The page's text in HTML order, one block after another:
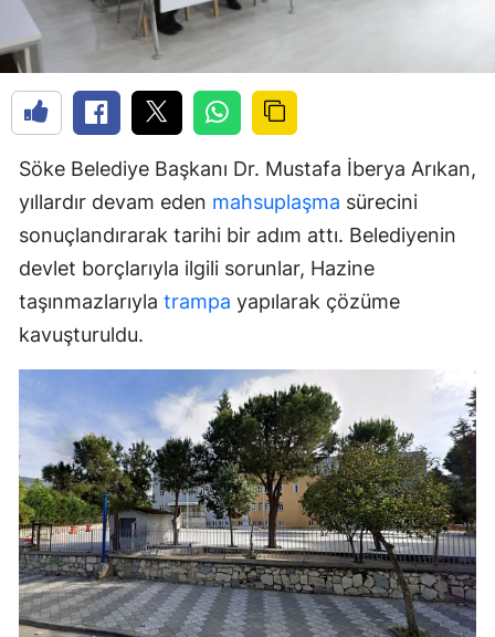
Söke Belediye Başkanı Dr. Mustafa İberya Arıkan,
yıllardır devam eden mahsuplaşma sürecini
sonuçlandırarak tarihi bir adım attı. Belediyenin
devlet borçlarıyla ilgili sorunlar, Hazine
taşınmazlarıyla trampa yapılarak çözüme
kavuşturuldu.